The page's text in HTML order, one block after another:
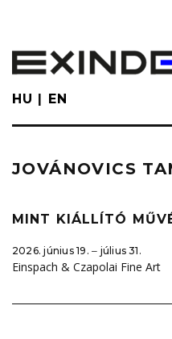
main
content
HU EN
JOVÁNOVICS
MINT KIÁLLÍTÓ
2026. június 19. ‒ július 31.
Einspach & Czapolai Fine Art